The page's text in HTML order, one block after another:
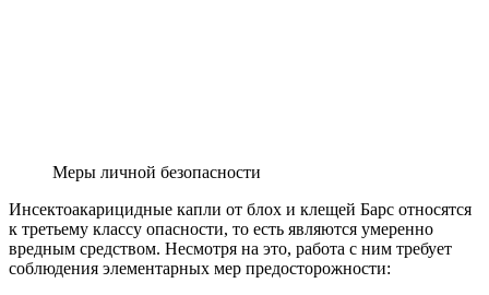
Меры личной безопасности
Инсектоакарицидные капли от блох и клещей Барс относятся
к третьему классу опасности, то есть являются умеренно
вредным средством. Несмотря на это, работа с ним требует
соблюдения элементарных мер предосторожности: